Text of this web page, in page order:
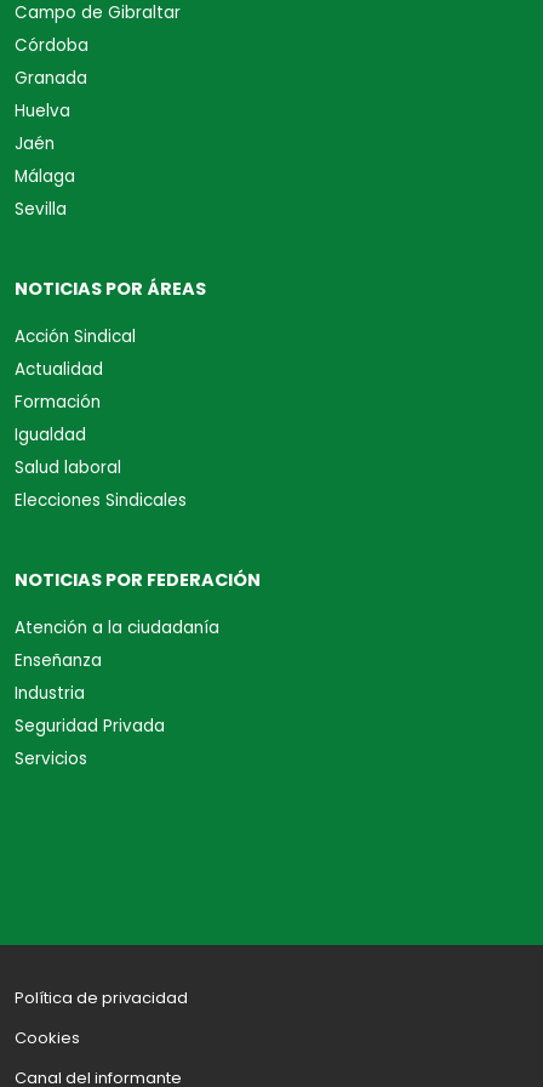
Campo de Gibraltar
Córdoba
Granada
Huelva
Jaén
Málaga
Sevilla
NOTICIAS POR ÁREAS
Acción Sindical
Actualidad
Formación
Igualdad
Salud laboral
Elecciones Sindicales
NOTICIAS POR FEDERACIÓN
Atención a la ciudadanía
Enseñanza
Industria
Seguridad Privada
Servicios
Política de privacidad
Cookies
Canal del informante